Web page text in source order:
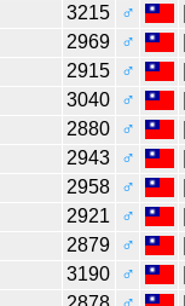
3215 ♂
2969 ♂
2915 ♂
3040 ♂
2880 ♂
2943 ♂
2958 ♂
2921 ♂
2879 ♂
3190 ♂